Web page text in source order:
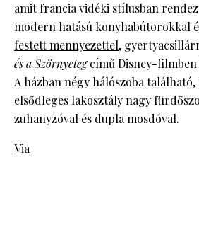
amit francia vidéki stílusban
modern hatású konyhabútorokkal
festett mennyezettel,
és a Szörnyeteg című Disney-
A házban négy hálószoba
elsődleges lakosztály nagy
zuhanyzóval és dupla mosdóval.
Via